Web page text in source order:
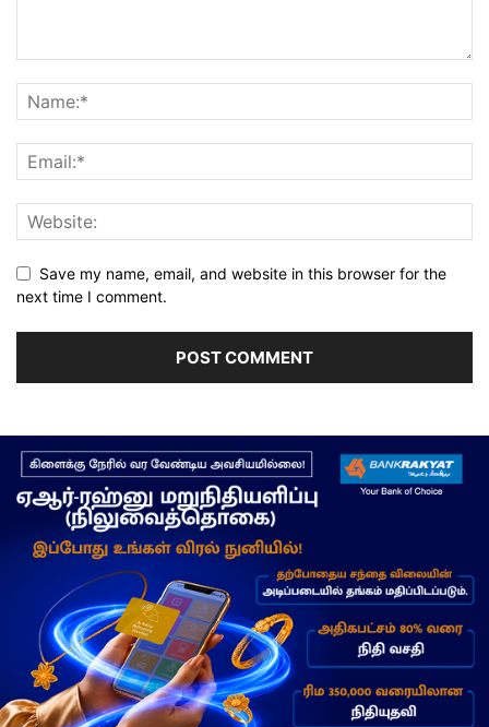
Save my name, email, and website in this browser for the
next time I comment.